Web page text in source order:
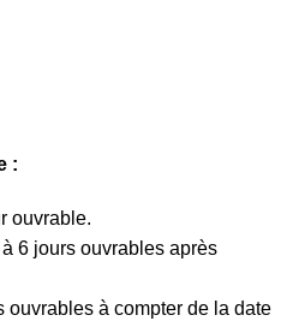
:
ouvrable.
6 jours ouvrables après
ouvrables à compter de la date